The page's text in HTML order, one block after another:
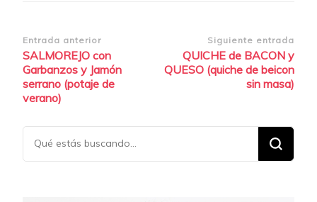
Navegación
de
entradas
Entrada anterior
SALMOREJO con
Garbanzos y Jamón
serrano (potaje de
verano)
Siguiente entrada
QUICHE de BACON y
QUESO (quiche de beicon
sin masa)
¿Buscas
algo?